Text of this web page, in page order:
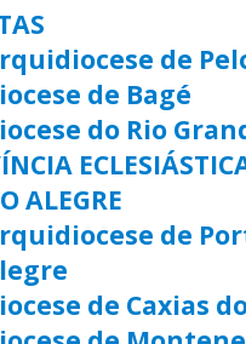
de
de Bagé
do Rio
ALEGRE
de
de Caxias